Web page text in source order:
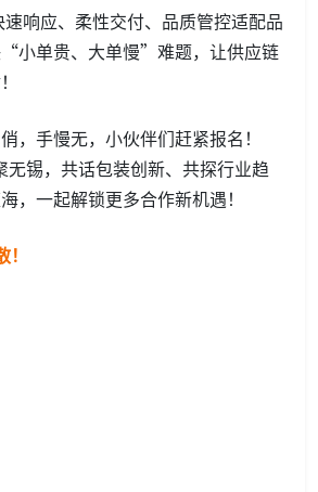
速响应、柔性交付、品质管控适配品
小单贵、大单慢”难题，让供应链
，手慢无，小伙伴们赶紧报名！
无锡，共话包装创新、共探行业趋
，一起解锁更多合作新机遇！